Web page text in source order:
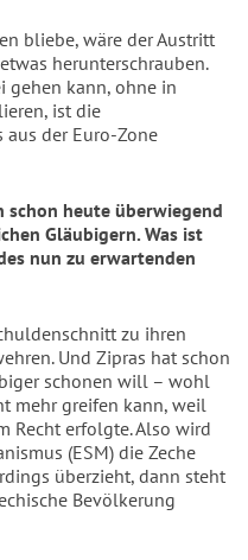
bliebe, wäre der Austritt
herunterschrauben.
gehen kann, ohne in
ist die
aus der Euro-Zone
schon heute überwiegend
Gläubigern. Was ist
nun zu erwartenden
zu ihren
Und Zipras hat schon
schonen will – wohl
mehr greifen kann, weil
Recht erfolgte. Also wird
(ESM) die Zeche
überzieht, dann steht
Bevölkerung